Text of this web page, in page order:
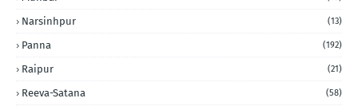
Narsinhpur (13)
Panna (192)
Raipur (21)
Reeva-Satana (58)